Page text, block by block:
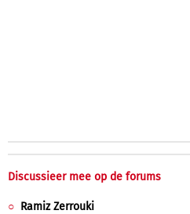
Discussieer mee op de forums
Ramiz Zerrouki